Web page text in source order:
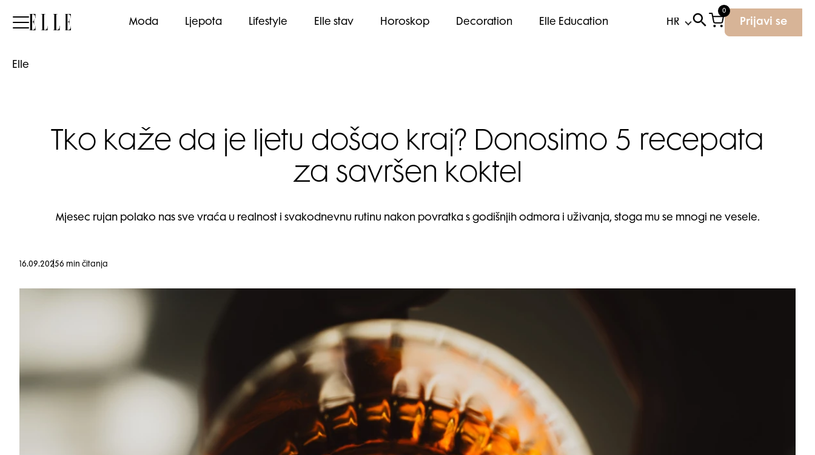
Elle Moda Ljepota Lifestyle Elle stav Horoskop Decoration Elle Education
0
Prijavi se
Elle
Tko kaže da je ljetu došao kraj? Donosimo 5 recepata
za savršen koktel
Mjesec rujan polako nas sve vraća u realnost i svakodnevnu rutinu nakon povratka s godišnjih odmora i uživanja, stoga mu se mnogi ne vesele.
16.09.20256 min čitanja